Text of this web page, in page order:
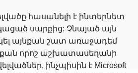
հասանելի է ինտերնետ
սարքից: Չնայած այն
այնքան շատ առաջադեմ
որոշ աշխատասեղանի
ինչպիսին է Microsoft